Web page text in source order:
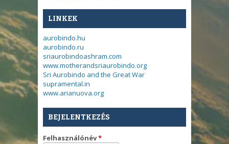
LINKEK
aurobindo.hu
aurobindo.ru
sriaurobindoashram.com
www.motherandsriaurobindo.org
Sri Aurobindo and the Great War
supramental.in
www.arianuova.org
BEJELENTKEZÉS
Felhasználónév*